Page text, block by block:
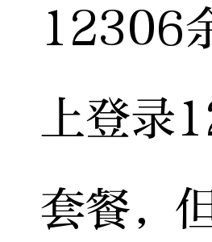
12306
上登录
套餐，